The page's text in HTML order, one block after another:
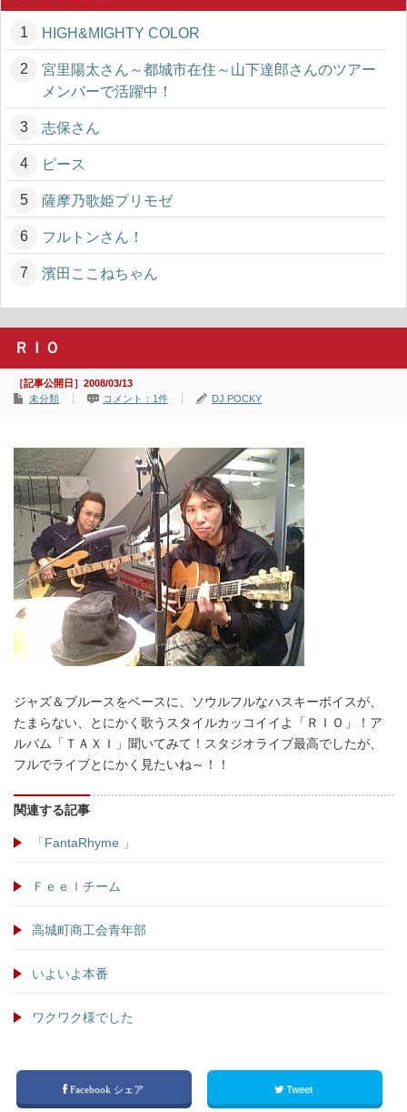
HIGH&MIGHTY COLOR
宮里陽太さん～都城市在住～山下達郎さんのツアー
メンバーで活躍中！
志保さん
ピース
薩摩乃歌姫プリモゼ
フルトンさん！
濱田ここねちゃん
ＲＩＯ
［記事公開日］2008/03/13
未分類
コメント：1件 DJ POCKY
ジャズ＆ブルースをベースに、ソウルフルなハスキーボイスが、
たまらない、とにかく歌うスタイルカッコイイよ「ＲＩＯ」！ア
ルバム「ＴＡＸＩ」聞いてみて！スタジオライブ最高でしたが、
フルでライブとにかく見たいね～！！
関連する記事
「FantaRhyme 」
Ｆｅｅｌチーム
高城町商工会青年部
いよいよ本番
ワクワク様でした
Facebook シェア Tweet